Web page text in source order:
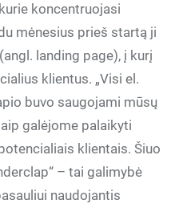
koncentruojasi
mėnesius prieš startą ji
landing page), į kurį
klientus. „Visi el.
buvo saugojami mūsų
galėjome palaikyti
klientais. Šiuo
– tai galimybė
naudojantis